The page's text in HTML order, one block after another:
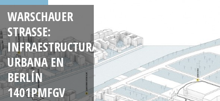
WARSCHAUER
STRASSE:
INFRAESTRUCTURA
URBANA EN
BERLÍN
1401PMFGV